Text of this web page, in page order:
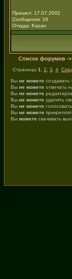
Пришел: 17.07.2002
Сообщения: 18
Откуда: Kazan
Список форумов ->
Страницы 1 2 3 4
Вы не можете создавать
Вы не можете отвечать
Вы не можете
Вы не можете удалять
Вы не можете
Вы не можете
Вы можете скачивать